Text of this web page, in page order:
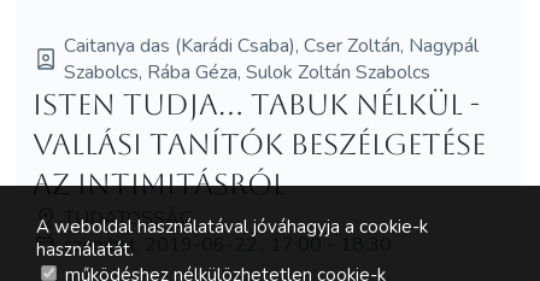
Caitanya das (Karádi Csaba), Cser Zoltán, Nagypál
Szabolcs, Rába Géza, Sulok Zoltán Szabolcs
Isten tudja... tabuk nélkül -
vallási tanítók beszélgetése
az intimitásról
TUDATOSSÁG
szombat, 2019-06-22., 17:00 - 18:30
A weboldal használatával jóváhagyja a cookie-k
használatát.
működéshez nélkülözhetetlen cookie-k